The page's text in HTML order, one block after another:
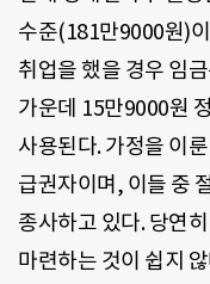
수준(181만9000원)
취업을 했을 경우 임
가운데 15만9000원
사용된다. 가정을 이
급권자이며, 이들 중
종사하고 있다. 당연
마련하는 것이 쉽지